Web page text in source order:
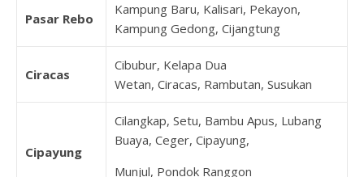
Pasar Rebo
Kampung Baru, Kalisari, Pekayon,
Kampung Gedong, Cijangtung
Ciracas
Cibubur, Kelapa Dua
Wetan, Ciracas, Rambutan, Susukan
Cipayung
Cilangkap, Setu, Bambu Apus, Lubang
Buaya, Ceger, Cipayung,
Munjul, Pondok Ranggon